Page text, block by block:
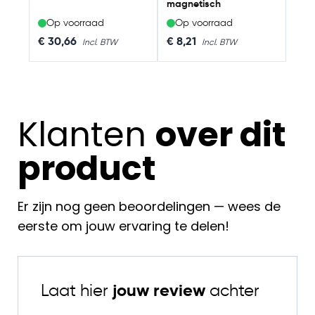
Op voorraad
€ 30,66
magnetisch
Op voorraad
€ 8,21
Klanten over dit
product
Er zijn nog geen beoordelingen — wees de
eerste om jouw ervaring te delen!
Laat hier jouw review achter